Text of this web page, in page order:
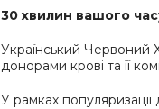
30 хвилин вашого
Український Червоний
донорами крові та її
У рамках